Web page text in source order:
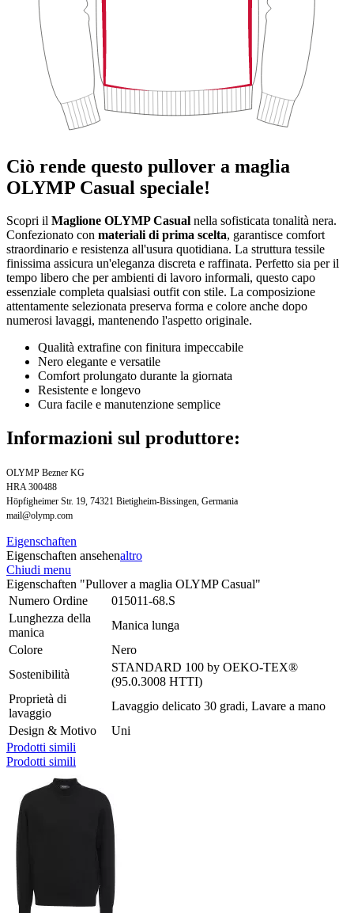
Ciò rende questo pullover a maglia
OLYMP Casual speciale!
Scopri il Maglione OLYMP Casual nella sofisticata tonalità nera.
Confezionato con materiali di prima scelta, garantisce comfort
straordinario e resistenza all'usura quotidiana. La struttura tessile
finissima assicura un'eleganza discreta e raffinata. Perfetto sia per il
tempo libero che per ambienti di lavoro informali, questo capo
essenziale completa qualsiasi outfit con stile. La composizione
attentamente selezionata preserva forma e colore anche dopo
numerosi lavaggi, mantenendo l'aspetto originale.
Qualità extrafine con finitura impeccabile
Nero elegante e versatile
Comfort prolungato durante la giornata
Resistente e longevo
Cura facile e manutenzione semplice
Informazioni sul produttore:
OLYMP Bezner KG
HRA 300488
Höpfigheimer Str. 19, 74321 Bietigheim-Bissingen, Germania
mail@olymp.com
Eigenschaften
Eigenschaften ansehenaltro
Chiudi menu
Eigenschaften "Pullover a maglia OLYMP Casual"
Numero Ordine
015011-68.S
Lunghezza della
manica
Manica lunga
Colore
Nero
Sostenibilità
STANDARD 100 by OEKO-TEX®
(95.0.3008 HTTI)
Proprietà di
lavaggio
Lavaggio delicato 30 gradi, Lavare a mano
Design & Motivo
Uni
Prodotti simili
Prodotti simili